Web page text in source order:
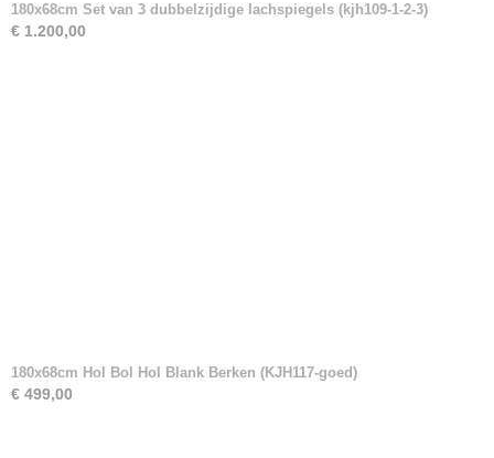
180x68cm Set van 3 dubbelzijdige lachspiegels (kjh109-1-2-3)
€ 1.200,00
180x68cm Hol Bol Hol Blank Berken (KJH117-goed)
€ 499,00